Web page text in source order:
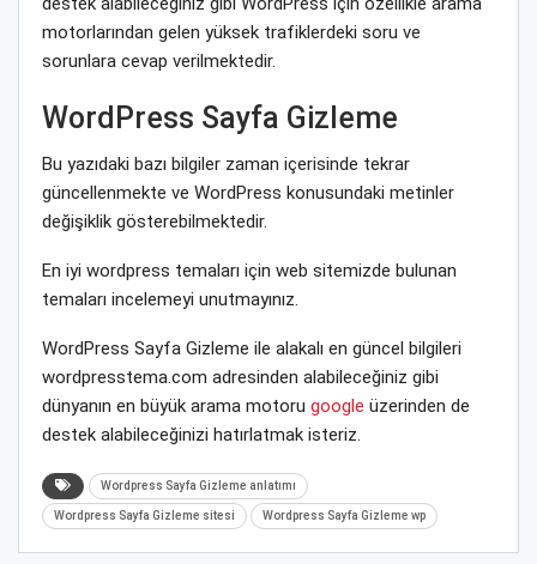
motorlarından gelen yüksek trafiklerdeki soru ve
sorunlara cevap verilmektedir.
WordPress Sayfa Gizleme
Bu yazıdaki bazı bilgiler zaman içerisinde tekrar
güncellenmekte ve WordPress konusundaki metinler
değişiklik gösterebilmektedir.
En iyi wordpress temaları için web sitemizde bulunan
temaları incelemeyi unutmayınız.
WordPress Sayfa Gizleme ile alakalı en güncel bilgileri
wordpresstema.com adresinden alabileceğiniz gibi
dünyanın en büyük arama motoru google üzerinden de
destek alabileceğinizi hatırlatmak isteriz.
Wordpress Sayfa Gizleme anlatımı
Wordpress Sayfa Gizleme sitesi Wordpress Sayfa Gizleme wp